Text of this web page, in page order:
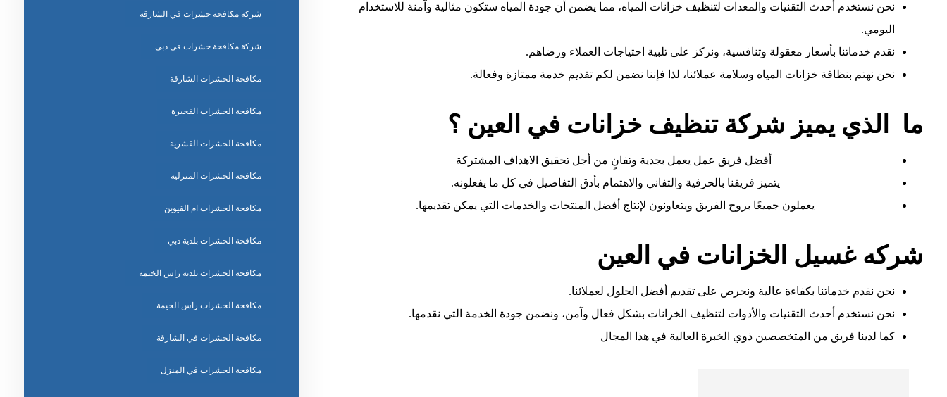
نحن نستخدم أحدث التقنيات والمعدات لتنظيف خزانات المياه، مما يضمن أن جودة المياه ستكون مثالية وآمنة للاستخدام
اليومي.
نقدم خدماتنا بأسعار معقولة وتنافسية، ونركز على تلبية احتياجات العملاء ورضاهم.
نحن نهتم بنظافة خزانات المياه وسلامة عملائنا، لذا فإننا نضمن لكم تقديم خدمة ممتازة وفعالة.
ما الذي يميز شركة تنظيف خزانات في العين ؟
أفضل فريق عمل يعمل بجدية وتفانٍ من أجل تحقيق الاهداف المشتركة
يتميز فريقنا بالحرفية والتفاني والاهتمام بأدق التفاصيل في كل ما يفعلونه.
يعملون جميعًا بروح الفريق ويتعاونون لإنتاج أفضل المنتجات والخدمات التي يمكن تقديمها.
شركه غسيل الخزانات في العين
نحن نقدم خدماتنا بكفاءة عالية ونحرص على تقديم أفضل الحلول لعملائنا.
نحن نستخدم أحدث التقنيات والأدوات لتنظيف الخزانات بشكل فعال وآمن، ونضمن جودة الخدمة التي نقدمها.
كما لدينا فريق من المتخصصين ذوي الخبرة العالية في هذا المجال
شركة مكافحة حشرات في الشارقة
شركة مكافحة حشرات في دبي
مكافحة الحشرات الشارقة
مكافحة الحشرات الفجيرة
مكافحة الحشرات القشرية
مكافحة الحشرات المنزلية
مكافحة الحشرات ام القيوين
مكافحة الحشرات بلدية دبي
مكافحة الحشرات بلدية راس الخيمة
مكافحة الحشرات راس الخيمة
مكافحة الحشرات في الشارقة
مكافحة الحشرات في المنزل